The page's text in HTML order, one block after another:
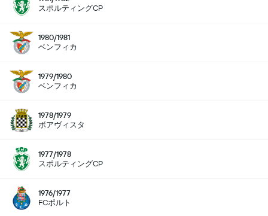
スポルティングCP
1980/1981
ベンフィカ
1979/1980
ベンフィカ
1978/1979
ボアヴィスタ
1977/1978
スポルティングCP
1976/1977
FCポルト